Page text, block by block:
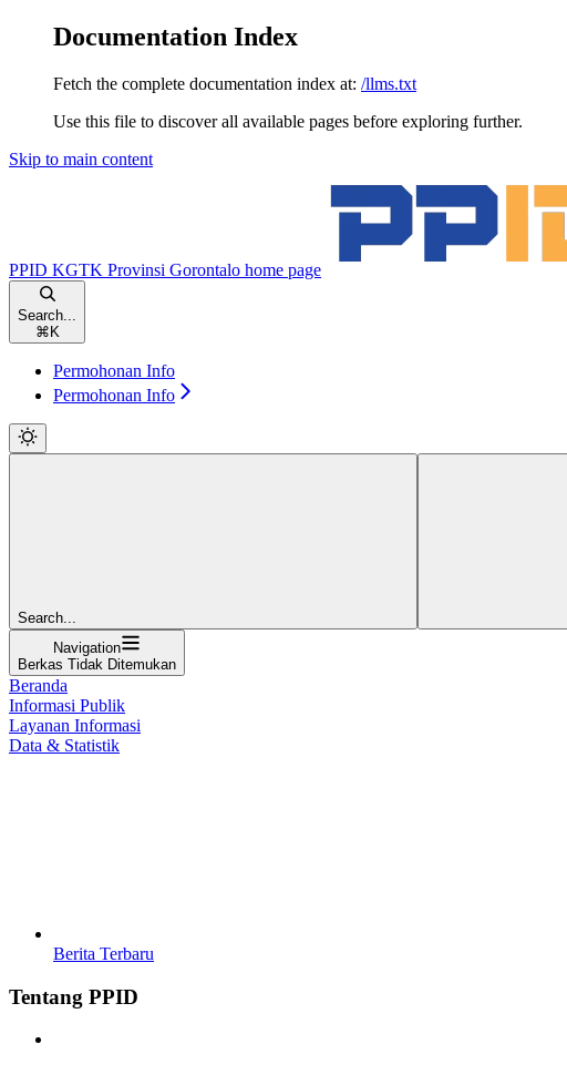
Documentation Index
Fetch the complete documentation index at: /llms.txt
Use this file to discover all available pages before exploring further.
Skip to main content
PPID KGTK Provinsi Gorontalo home page
Search...
⌘ K
Permohonan Info
Permohonan Info
Search...
Navigation
Berkas Tidak Ditemukan
Beranda
Informasi Publik
Layanan Informasi
Data & Statistik
Berita Terbaru
Tentang PPID